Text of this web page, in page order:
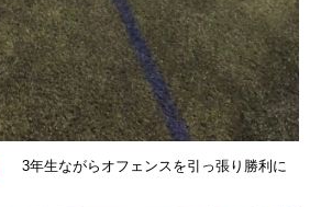
3年生ながらオフェンスを引っ張り勝利に